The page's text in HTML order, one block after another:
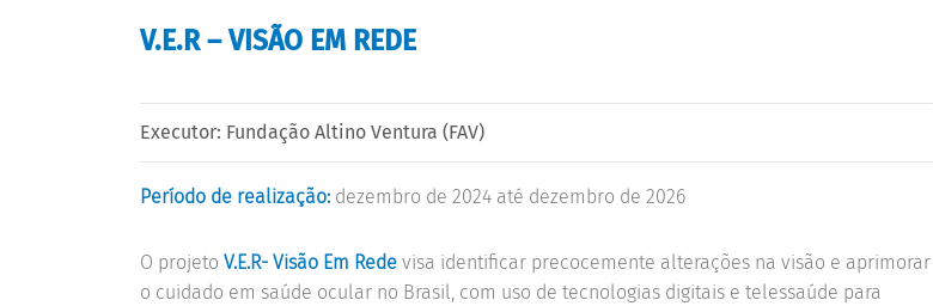
V.E.R – VISÃO EM REDE
Executor: Fundação Altino Ventura (FAV)
Período de realização: dezembro de 2024 até dezembro de 2026
O projeto V.E.R- Visão Em Rede visa identificar precocemente alterações na visão e aprimorar
o cuidado em saúde ocular no Brasil, com uso de tecnologias digitais e telessaúde para